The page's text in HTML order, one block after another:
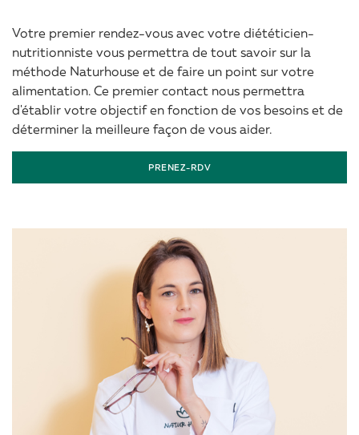
Votre premier rendez-vous avec votre diététicien-
nutritionniste vous permettra de tout savoir sur la
méthode Naturhouse et de faire un point sur votre
alimentation. Ce premier contact nous permettra
d'établir votre objectif en fonction de vos besoins et de
déterminer la meilleure façon de vous aider.
PRENEZ-RDV